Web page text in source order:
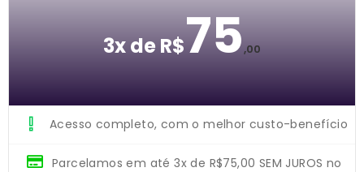
3x de R$75,00
Acesso completo, com o melhor custo-benefício
Parcelamos em até 3x de R$75,00 SEM JUROS no